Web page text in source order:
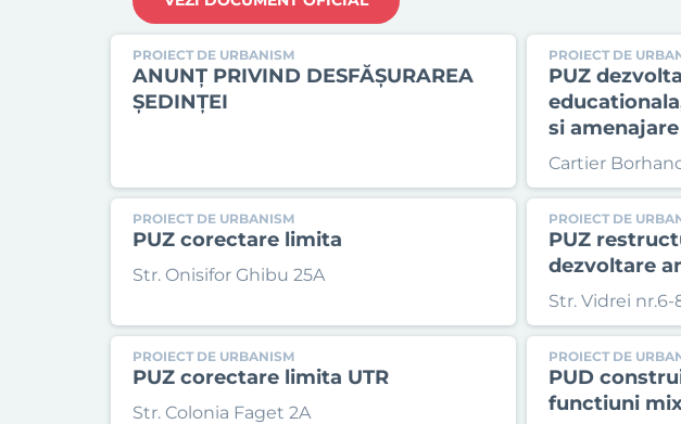
PROIECT DE URBANISM
ANUNȚ PRIVIND DESFĂȘURAREA
ȘEDINȚEI
PROIECT DE
PUZ
si
Cartier
PROIECT DE URBANISM
PUZ corectare limita
Str. Onisifor Ghibu 25A
PROIECT DE
PUZ
dezvoltare
Str. Vidrei nr.6-
PROIECT DE URBANISM
PUZ corectare limita UTR
Str. Colonia Faget 2A
PROIECT DE
PUD
functiuni